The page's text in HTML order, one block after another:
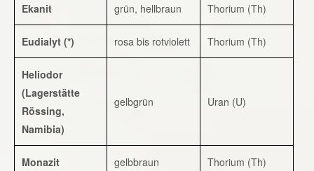
Ekanit grün, hellbraun Thorium (Th)
Eudialyt (*) rosa bis rotviolett Thorium (Th)
Heliodor
(Lagerstätte
Rössing,
Namibia)
gelbgrün Uran (U)
Monazit gelbbraun Thorium (Th)